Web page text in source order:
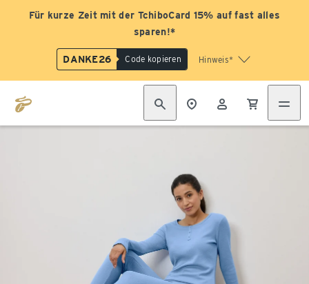
Für kurze Zeit mit der TchiboCard 15% auf fast alles
sparen!*
DANKE26 Code kopieren Hinweis*